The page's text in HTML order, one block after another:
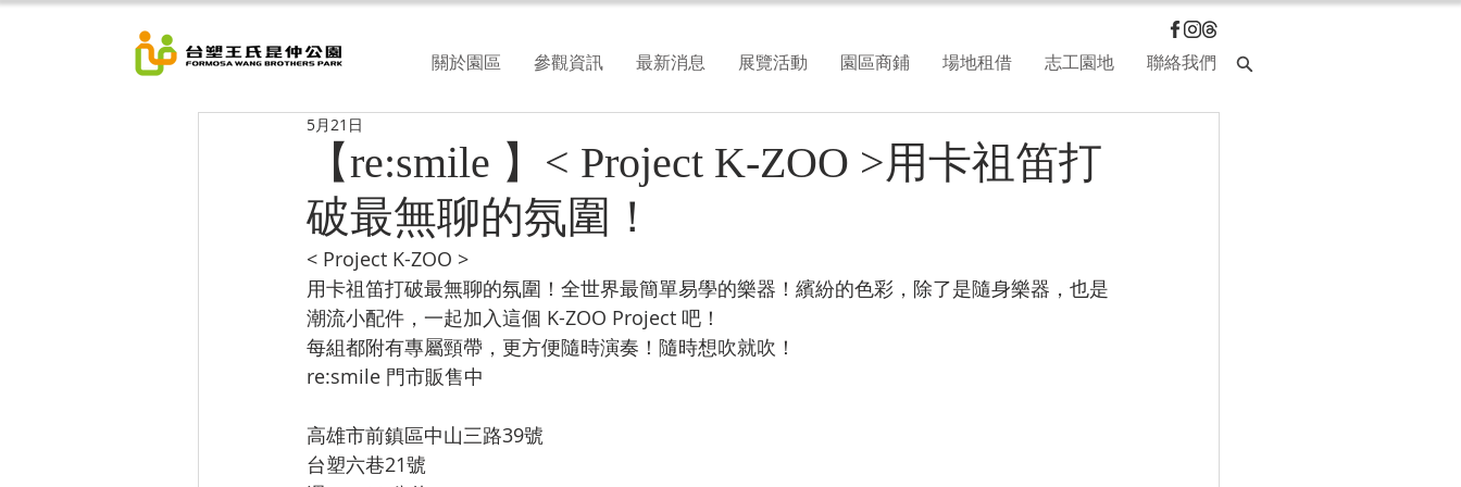
關於園區 參觀資訊 最新消息 展覽活動 園區商鋪 場地租借 志工園地 聯絡我們
【re:smile 】< Project K-ZOO >用卡祖笛打
破最無聊的氛圍！
5月21日
< Project K-ZOO >
用卡祖笛打破最無聊的氛圍！全世界最簡單易學的樂器！繽紛的色彩，除了是隨身樂器，也是
潮流小配件，一起加入這個 K-ZOO Project 吧！
每組都附有專屬頸帶，更方便隨時演奏！隨時想吹就吹！
re:smile 門市販售中
高雄市前鎮區中山三路39號
台塑六巷21號